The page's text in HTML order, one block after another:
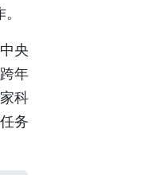
央
年
科
务